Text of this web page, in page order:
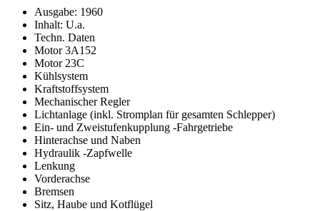
Ausgabe: 1960
Inhalt: U.a.
Techn. Daten
Motor 3A152
Motor 23C
Kühlsystem
Kraftstoffsystem
Mechanischer Regler
Lichtanlage (inkl. Stromplan für gesamten Schlepper)
Ein- und Zweistufenkupplung -Fahrgetriebe
Hinterachse und Naben
Hydraulik -Zapfwelle
Lenkung
Vorderachse
Bremsen
Sitz, Haube und Kotflügel